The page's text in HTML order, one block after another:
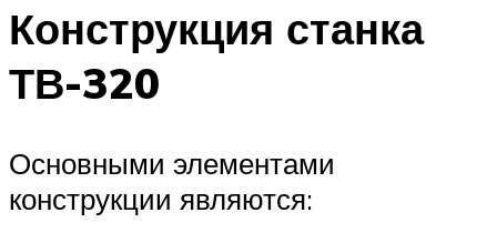
Конструкция станка
ТВ-320
Основными элементами
конструкции являются: